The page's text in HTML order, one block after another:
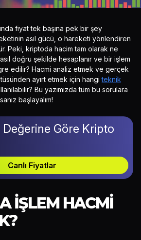
fiyat tek başına pek bir şey
asıl gücü, o hareketi yönlendiren
Peki, kriptoda hacim tam olarak ne
doğru şekilde hesaplanır ve bir işlem
edilir? Hacmi analiz etmek ve gerçek
ayırt etmek için hangiteknik
Bu yazımızda tüm bu sorulara
başlayalım!
Değerine Göre Kripto
Canlı Fiyatlar
İŞLEM HACMI